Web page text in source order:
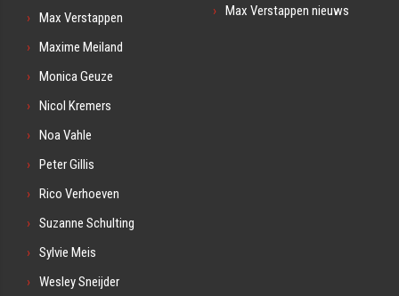
Max Verstappen
Maxime Meiland
Monica Geuze
Nicol Kremers
Noa Vahle
Peter Gillis
Rico Verhoeven
Suzanne Schulting
Sylvie Meis
Wesley Sneijder
Max Verstappen nieuws